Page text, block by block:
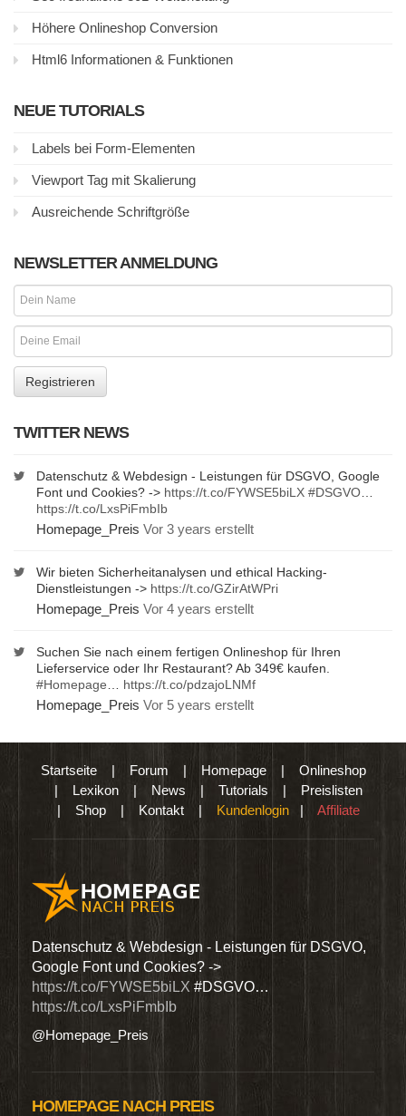
Höhere Onlineshop Conversion
Html6 Informationen & Funktionen
NEUE TUTORIALS
Labels bei Form-Elementen
Viewport Tag mit Skalierung
Ausreichende Schriftgröße
NEWSLETTER ANMELDUNG
TWITTER NEWS
Datenschutz & Webdesign - Leistungen für DSGVO, Google
Font und Cookies? -> https://t.co/FYWSE5biLX #DSGVO
https://t.co/LxsPiFmbIb
Homepage_Preis Vor 3 years erstellt
Wir bieten Sicherheitanalysen und ethical Hacking-
Dienstleistungen -> https://t.co/GZirAtWPri
Homepage_Preis Vor 4 years erstellt
Suchen Sie nach einem fertigen Onlineshop für Ihren
Lieferservice oder Ihr Restaurant? Ab 349€ kaufen.
#Homepage
https://t.co/pdzajoLNMf
Homepage_Preis Vor 5 years erstellt
Startseite| Forum | Homepage| Onlineshop
| Lexikon | News | Tutorials | Preislisten
| Shop | Kontakt | Kundenlogin | Affiliate
Datenschutz & Webdesign - Leistungen für DSGVO,
Google Font und Cookies? ->
https://t.co/FYWSE5biLX #DSGVO…
https://t.co/LxsPiFmbIb
@Homepage_Preis
HOMEPAGE NACH PREIS